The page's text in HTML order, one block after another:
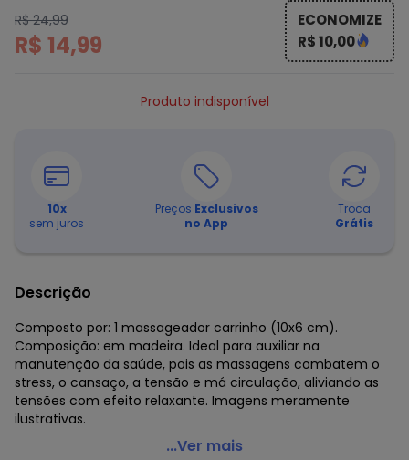
R$ 24,99
R$ 14,99
ECONOMIZE
R$ 10,00
Produto indisponível
10x
sem juros
Preços Exclusivos
no App
Troca
Grátis
Descrição
Composto por: 1 massageador carrinho (10x6 cm).
Composição: em madeira. Ideal para auxiliar na
manutenção da saúde, pois as massagens combatem o
stress, o cansaço, a tensão e má circulação, aliviando as
tensões com efeito relaxante. Imagens meramente
ilustrativas.
Lar e Lazer - Massageador Carrinho Corporal Madeira
...Ver mais